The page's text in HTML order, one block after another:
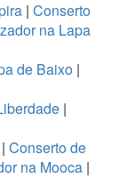
| Conserto
na Lapa
de Baixo |
|
| Conserto de
na Mooca |